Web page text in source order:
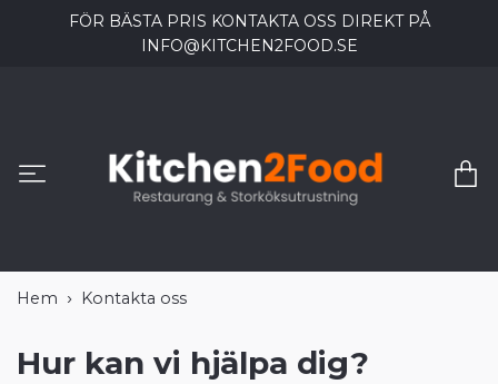
FÖR BÄSTA PRIS KONTAKTA OSS DIREKT PÅ
INFO@KITCHEN2FOOD.SE
Hem Kontakta oss
Hur kan vi hjälpa dig?